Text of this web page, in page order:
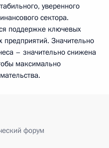
уверенного
сектора.
поддержке ключевых
предприятий. Значительно
– значительно снижена
максимально
форум